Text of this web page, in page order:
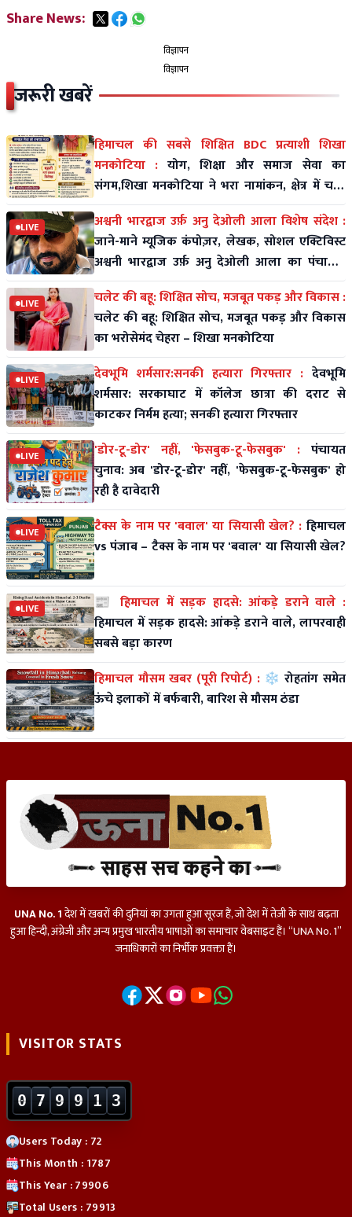
Share News:
विज्ञापन
विज्ञापन
जरूरी खबरें
हिमाचल की सबसे शिक्षित BDC प्रत्याशी शिखा
मनकोटिया : योग, शिक्षा और समाज सेवा का
संगम,शिखा मनकोटिया ने भरा नामांकन, क्षेत्र में चर्चा
तेज
LIVE
अश्वनी भारद्वाज उर्फ़ अनु देओली आला विशेष संदेश :
जाने-माने म्यूजिक कंपोज़र, लेखक, सोशल एक्टिविस्ट
अश्वनी भारद्वाज उर्फ़ अनु देओली आला का पंचायती
राज पर विशे
LIVE
चलेट की बहू: शिक्षित सोच, मजबूत पकड़ और विकास :
चलेट की बहू: शिक्षित सोच, मजबूत पकड़ और विकास
का भरोसेमंद चेहरा – शिखा मनकोटिया
LIVE देवभूमि शर्मसार:सनकी हत्यारा गिरफ्तार : देवभूमि
शर्मसार: सरकाघाट में कॉलेज छात्रा की दराट से
काटकर निर्मम हत्या; सनकी हत्यारा गिरफ्तार
LIVE 'डोर-टू-डोर' नहीं, 'फेसबुक-टू-फेसबुक' : पंचायत
चुनाव: अब 'डोर-टू-डोर' नहीं, 'फेसबुक-टू-फेसबुक' हो
रही है दावेदारी
LIVE टैक्स के नाम पर 'बवाल' या सियासी खेल? : हिमाचल
vs पंजाब – टैक्स के नाम पर 'बवाल' या सियासी खेल?
LIVE
📰 हिमाचल में सड़क हादसे: आंकड़े डराने वाले :
हिमाचल में सड़क हादसे: आंकड़े डराने वाले, लापरवाही
सबसे बड़ा कारण
हिमाचल मौसम खबर (पूरी रिपोर्ट) : ❄️ रोहतांग समेत
ऊंचे इलाकों में बर्फबारी, बारिश से मौसम ठंडा
UNA No. 1देश में खबरों की दुनियां का उगता हुआ सूरज हैं, जो देश में तेज़ी के साथ बढ़ता
हुआ हिन्दी, अंग्रेजी और अन्य प्रमुख भारतीय भाषाओं का समाचार वेबसाइट हैं। “UNA No. 1”
जनाधिकारों का निर्भीक प्रवक्ता हैं।
VISITOR STATS
0 7 9 9 1 3
Users Today : 72
This Month : 1787
This Year : 79906
Total Users : 79913